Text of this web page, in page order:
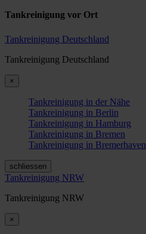
Tankreinigung vor Ort
Tankreinigung Deutschland
Tankreinigung Deutschland
×
Tankreinigung in der Nähe
Tankreinigung in Berlin
Tankreinigung in Hamburg
Tankreinigung in Bremen
Tankreinigung in Bremerhaven
schliessen
Tankreinigung NRW
Tankreinigung NRW
×